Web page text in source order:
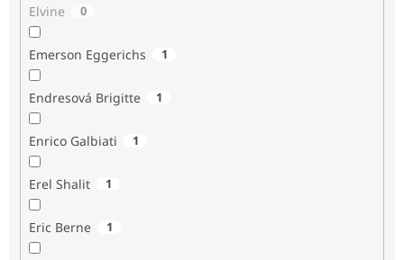
Elvine 0
Emerson Eggerichs 1
Endresová Brigitte 1
Enrico Galbiati 1
Erel Shalit 1
Eric Berne 1